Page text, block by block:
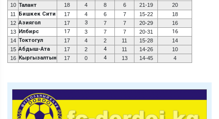
10 Талант 18 4 8 6 21-19
20
11
Бишкек Сити 17 4 6 7 15-22
18
12 Азиягол 17 3 7 7 20-29
16
13 Илбирс 17 3 7 7 20-31 16
14 Токтогул 17 4 2 11 15-28
14
15 Абдыш-Ата 17 2 4 11 14-26
10
16 Кыргызалтын 17 0 4 13 14-45 4